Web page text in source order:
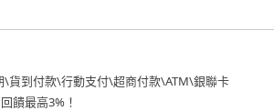
\貨到付款\行動支付\超商付款\ATM\銀聯卡
饋最高3%！